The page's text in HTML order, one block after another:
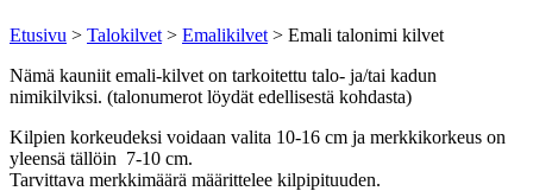
Etusivu > Talokilvet > Emalikilvet > Emali talonimi kilvet
Nämä kauniit emali-kilvet on tarkoitettu talo- ja/tai kadun
nimikilviksi. (talonumerot löydät edellisestä kohdasta)
Kilpien korkeudeksi voidaan valita 10-16 cm ja merkkikorkeus on
yleensä tällöin 7-10 cm.
Tarvittava merkkimäärä määrittelee kilpipituuden.